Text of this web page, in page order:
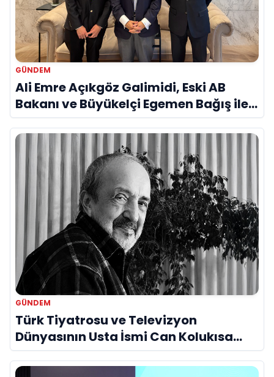
GÜNDEM
Ali Emre Açıkgöz Galimidi, Eski AB
Bakanı ve Büyükelçi Egemen Bağış ile
Bir Araya Geldi
GÜNDEM
Türk Tiyatrosu ve Televizyon
Dünyasının Usta İsmi Can Kolukısa
Hayatını Kaybetti